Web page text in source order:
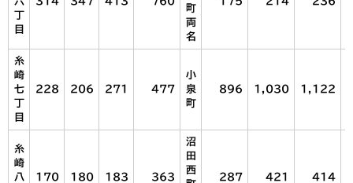
目
町
両
名
糸
崎
七
目
228 206 271 477
小
泉
町
896 1,030 1,122
糸
崎
八
170 180 183 363
沼
田
西
287 421 414